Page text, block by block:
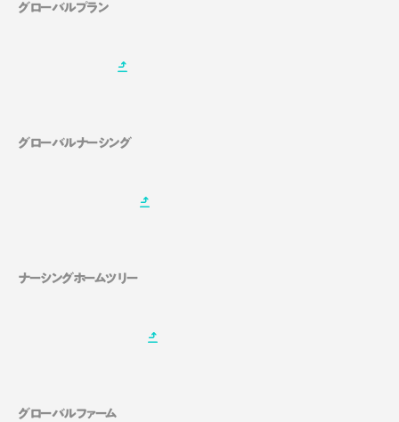
グローバルプラン
グローバルナーシング
ナーシングホームツリー
グローバルファーム